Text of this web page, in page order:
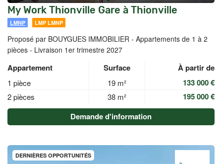
My Work Thionville Gare à Thionville
LMNP LMP LMNP
Proposé par BOUYGUES IMMOBILIER - Appartements de 1 à 2
pièces - Livraison 1er trimestre 2027
Appartement Surface À partir de
1 pièce 19 m² 133 000 €
2 pièces 38 m²
195 000 €
Demande d'information
DERNIÈRES OPPORTUNITÉS